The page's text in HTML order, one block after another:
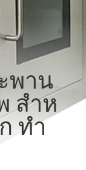
พาน
สําห
ทํา